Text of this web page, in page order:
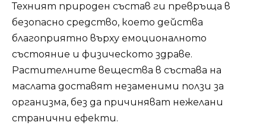
Техният природен състав ги превръща в
безопасно средство, което действа
благоприятно върху емоционалното
състояние и физическото здраве.
Растителните вещества в състава на
маслата доставят незаменими ползи за
организма, без да причиняват нежелани
странични ефекти.